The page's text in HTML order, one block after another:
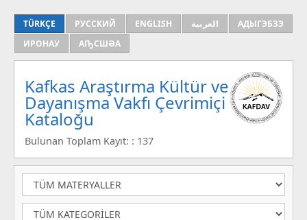
TÜRKÇE РУССКИЙ ENGLISH العربية
АДЫГЭБЗЭ
ИРОНАУ
АҦСШӘА
Kafkas Araştırma Kültür ve
Dayanışma Vakfı Çevrimiçi
Kataloğu
Bulunan Toplam Kayıt: : 137